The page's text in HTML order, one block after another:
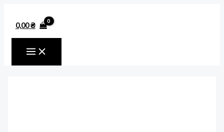
содержимому
0,00₴
Tom
Ford
Oud
WoodДухи
в